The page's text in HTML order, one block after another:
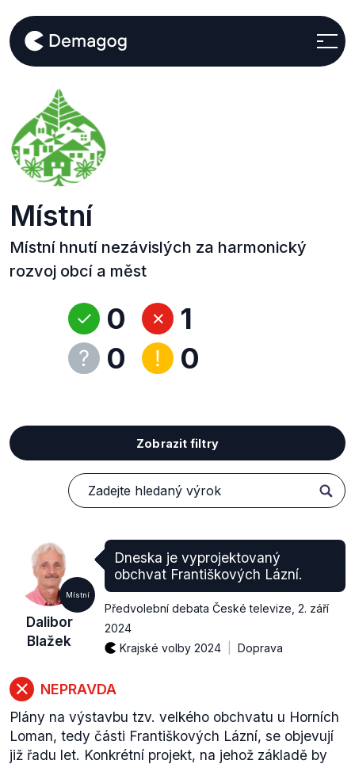
Místní
Místní hnutí nezávislých za harmonický
rozvoj obcí a měst
0
0
1
0
Zobrazit filtry
Místní
Dalibor
Blažek
Dneska je vyprojektovaný
obchvat Františkových Lázní.
Předvolební debata České televize 2. září
2024
Krajské volby 2024
Doprava
NEPRAVDA
Plány na výstavbu tzv. velkého obchvatu u Horních
Loman, tedy části Františkových Lázní, se objevují
již řadu let. Konkrétní projekt, na jehož základě by